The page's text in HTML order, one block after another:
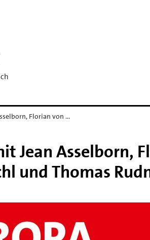
Florian von …
Jean Asselborn,
und Thomas